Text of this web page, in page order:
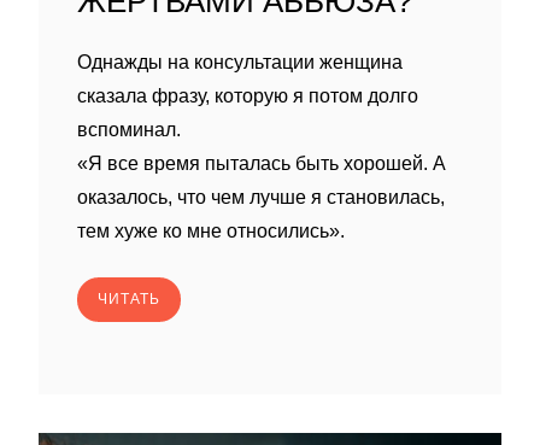
Однажды на консультации женщина
сказала фразу, которую я потом долго
вспоминал.
«Я все время пыталась быть хорошей. А
оказалось, что чем лучше я становилась,
тем хуже ко мне относились».
ЧИТАТЬ